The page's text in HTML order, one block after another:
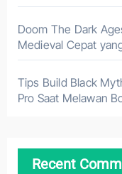
Doom The Dark
Medieval Cepat
Tips Build Black
Pro Saat Melawan
Recent